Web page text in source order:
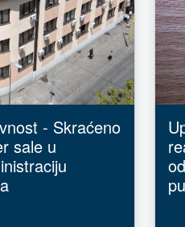
- Skraćeno
sale u